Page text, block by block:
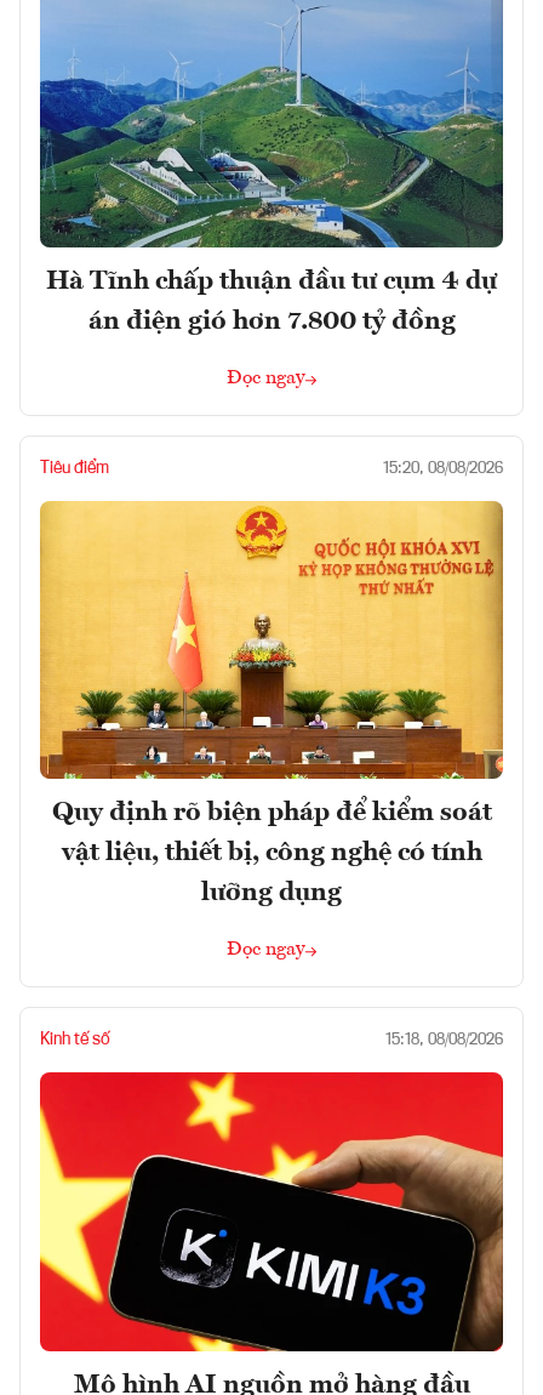
Hà Tĩnh chấp thuận đầu tư cụm 4 dự
án điện gió hơn 7.800 tỷ đồng
Đọc ngay
Tiêu điểm 15:20, 08/08/2026
Quy định rõ biện pháp để kiểm soát
vật liệu, thiết bị, công nghệ có tính
lưỡng dụng
Đọc ngay
Kinh tế số 15:18, 08/08/2026
Mô hình AI nguồn mở hàng đầu